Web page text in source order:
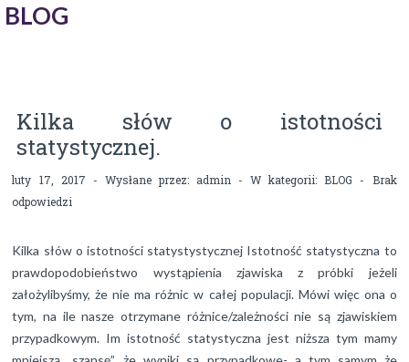
BLOG
Kilka słów o istotności
statystycznej.
luty 17, 2017 - Wysłane przez: admin - W kategorii: BLOG - Brak
odpowiedzi
Kilka słów o istotności statystystycznej Istotność statystyczna to
prawdopodobieństwo wystąpienia zjawiska z próbki jeżeli
założylibyśmy, że nie ma różnic w całej populacji. Mówi więc ona o
tym, na ile nasze otrzymane różnice/zależności nie są zjawiskiem
przypadkowym. Im istotność statystyczna jest niższa tym mamy